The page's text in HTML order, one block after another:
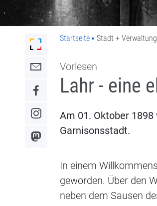
Link zur Startseite der Stadt Lahr
Link zum Kontaktformular
Link zum Facebook-Auftritt
Link zum Instagram-Auftritt
Link zum Mastodon-Kanal
Startseite Stadt + Verwaltung
Vorlesen
Lahr - eine
Am 01. Oktober
Garnisonsstadt.
In einem
geworden. Über den
neben dem Sausen